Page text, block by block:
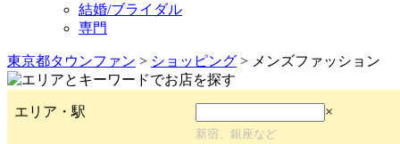
結婚/ブライダル
専門
東京都タウンファン > ショッピング > メンズファッション
エリア・駅 ×
新宿、銀座など